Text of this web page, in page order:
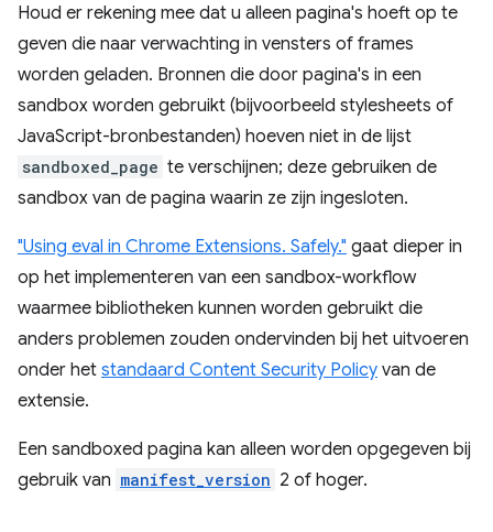
Houd er rekening mee dat u alleen pagina's hoeft op te
geven die naar verwachting in vensters of frames
worden geladen. Bronnen die door pagina's in een
sandbox worden gebruikt (bijvoorbeeld stylesheets of
JavaScript-bronbestanden) hoeven niet in de lijst
sandboxed_page te verschijnen; deze gebruiken de
sandbox van de pagina waarin ze zijn ingesloten.
"Using eval in Chrome Extensions. Safely." gaat dieper in
op het implementeren van een sandbox-workflow
waarmee bibliotheken kunnen worden gebruikt die
anders problemen zouden ondervinden bij het uitvoeren
onder het standaard Content Security Policy van de
extensie.
Een sandboxed pagina kan alleen worden opgegeven bij
gebruik van manifest_version 2 of hoger.